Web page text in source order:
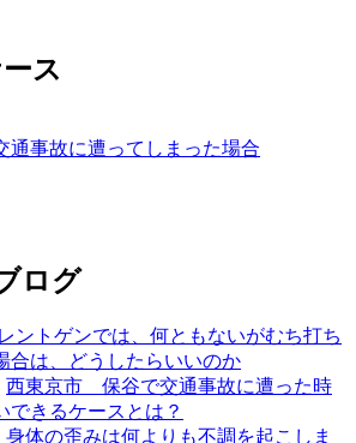
ス
通事故に遭ってしまった場合
レントゲンでは、何ともないがむち打ち
合は、どうしたらいいのか
西東京市 保谷で交通事故に遭った時
できるケースとは？
身体の歪みは何よりも不調を起こしま